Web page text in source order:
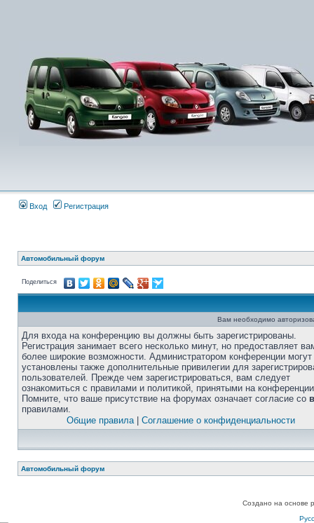
Вход Регистрация
Автомобильный форум
Поделиться
Вам необходимо
Для входа на конференцию вы должны быть зарегистрированы.
Регистрация занимает всего несколько минут, но предоставляет
более широкие возможности. Администратором конференции
установлены также дополнительные привилегии для
пользователей. Прежде чем зарегистрироваться, вам следует
ознакомиться с правилами и политикой, принятыми на
Помните, что ваше присутствие на форумах означает согласие со
правилами.
Общие правила| Соглашение о конфиденциальности
Автомобильный форум
Создано на основе